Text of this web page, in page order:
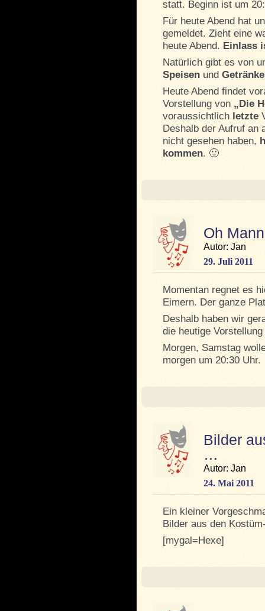
statt. Beginn ist um
Für heute Abend hat
gemeldet. Zieht eine
heute Abend. Einlass
Natürlich gibt es von
Speisen und Getränke
Heute Abend findet
Vorstellung von „Die
voraussichtlich letzte
Deshalb der Aufruf an
nicht gesehen haben,
kommen. 🙂
Oh
Autor: Jan
29. Juli 2011
Momentan regnet es
Eimern. Der ganze
Deshalb haben wir
die heutige
Morgen, Samstag
morgen um 20:30 Uhr.
Bilder
…
Autor: Jan
24. Mai 2011
Ein kleiner
Bilder aus den
[mygal=Hexe]